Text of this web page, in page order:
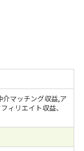
マッチング収益,ア
ィリエイト収益、